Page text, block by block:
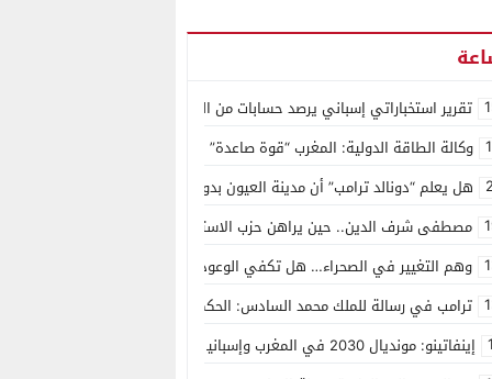
تقرير استخباراتي إسباني يرصد حسابات من الجزائر وأرقاما بـ”213+” ضمن حملة رقمية منظمة حرّضت على اقتحام سبتة
وكالة الطاقة الدولية: المغرب “قوة صاعدة” في سوق المعادن الاستراتيجية
هل يعلم “دونالد ترامب” أن مدينة العيون بدون ماء؟
مصطفى شرف الدين.. حين يراهن حزب الاستقلال على الكفاءة ويمنح الشباب
وهم التغيير في الصحراء… هل تكفي الوعود الفارغة لصناعة الواقع؟
ترامب في رسالة للملك محمد السادس: الحكم الذاتي هو الأساس الوحيد لحل
إينفاتينو: مونديال 2030 في المغرب وإسبانيا والبرتغال سيكون “الأجمل في التاريخ”